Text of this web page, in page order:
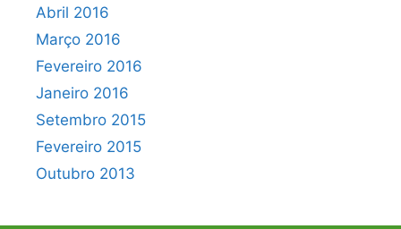
Abril 2016
Março 2016
Fevereiro 2016
Janeiro 2016
Setembro 2015
Fevereiro 2015
Outubro 2013